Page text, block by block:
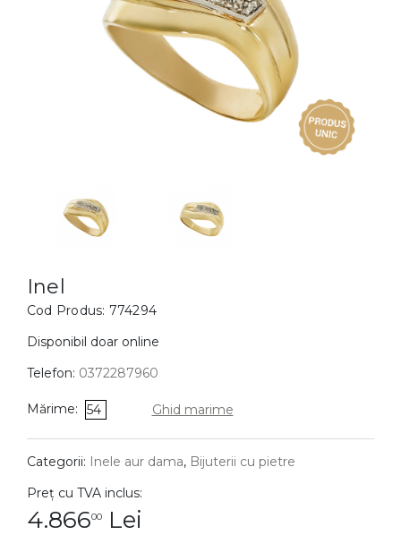
BIJUTERII COPII
Cercei
Bratari
Coliere
Lanturi
Pandantive
DIAMANTE Vezi toate
Cercei
Inel
Cod Produs: 774294
Disponibil doar online
Telefon: 0372287960
Mărime: 54 Ghid marime
Categorii: Inele aur dama, Bijuterii cu pietre
Preț cu TVA inclus:
4.86600 Lei